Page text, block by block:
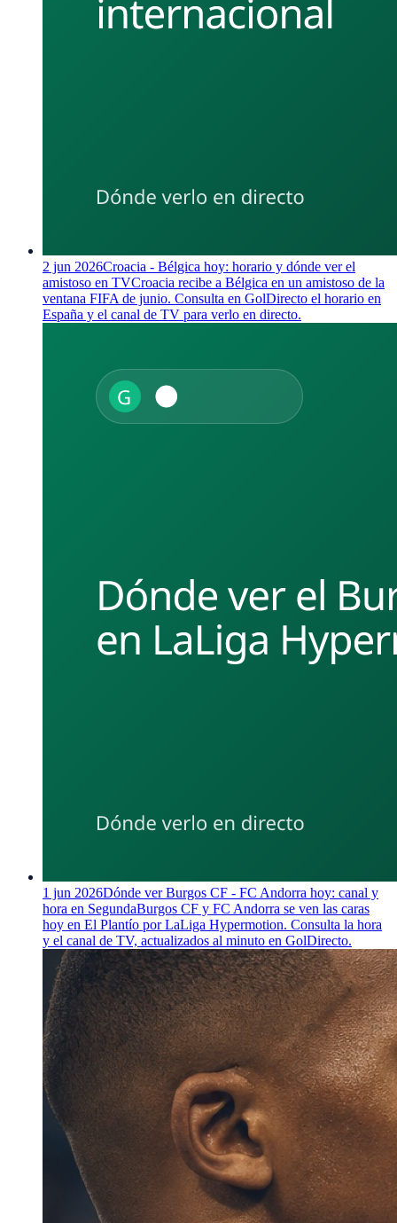
2 jun 2026Croacia - Bélgica hoy: horario y dónde ver el
amistoso en TVCroacia recibe a Bélgica en un amistoso de la
ventana FIFA de junio. Consulta en GolDirecto el horario en
España y el canal de TV para verlo en directo.
1 jun 2026Dónde ver Burgos CF - FC Andorra hoy: canal y
hora en SegundaBurgos CF y FC Andorra se ven las caras
hoy en El Plantío por LaLiga Hypermotion. Consulta la hora
y el canal de TV, actualizados al minuto en GolDirecto.